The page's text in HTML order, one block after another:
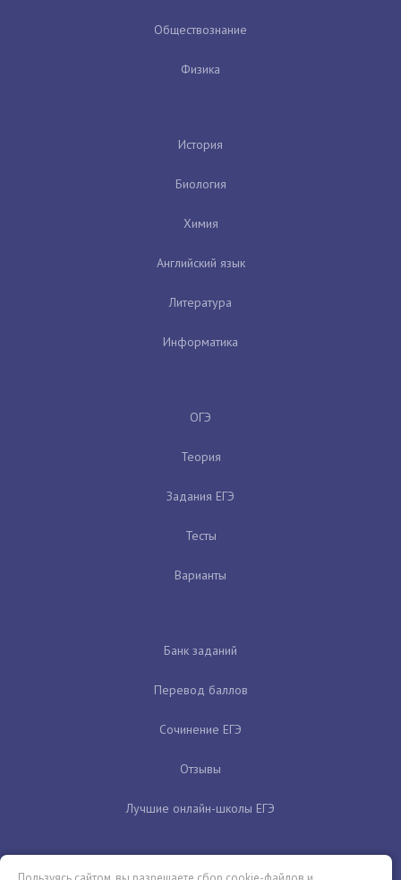
Обществознание
Физика
История
Биология
Химия
Английский язык
Литература
Информатика
ОГЭ
Теория
Задания ЕГЭ
Тесты
Варианты
Банк заданий
Перевод баллов
Сочинение ЕГЭ
Отзывы
Лучшие онлайн-школы ЕГЭ